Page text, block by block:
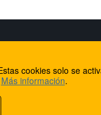
Mallorca
dominios
cookies solo se
Más información.